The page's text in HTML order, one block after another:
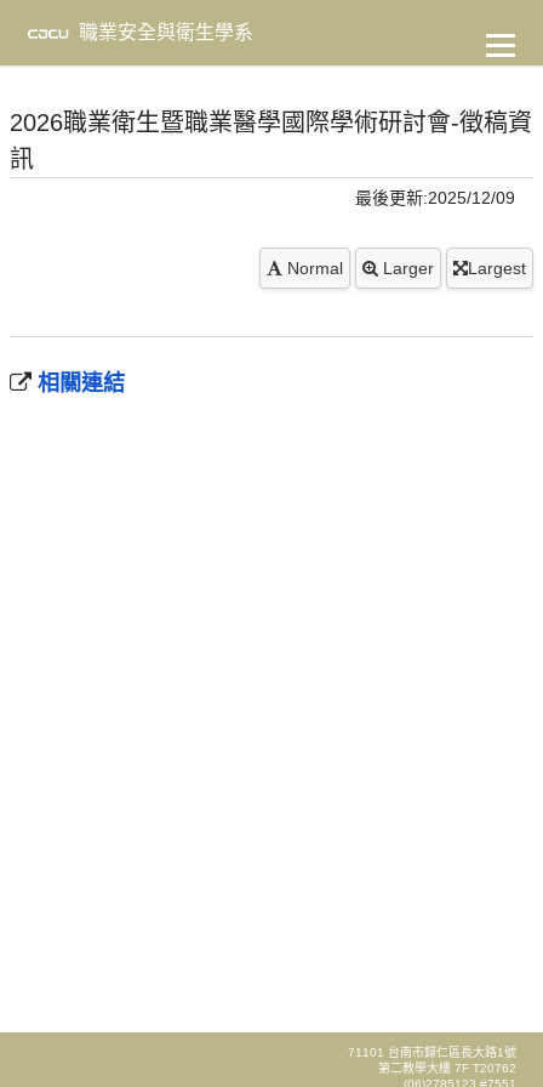
主
職業安全與衛生學系
2026職業衛生暨職業醫學國際學術研討會-徵稿資
訊
最後更新:2025/12/09
Normal Larger Largest
相關連結
71101 台南市歸仁區長大路1號
第二教學大樓 7F T20762